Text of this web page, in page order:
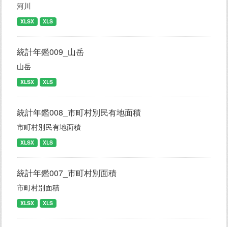
河川
XLSX XLS
統計年鑑009_山岳
山岳
XLSX XLS
統計年鑑008_市町村別民有地面積
市町村別民有地面積
XLSX XLS
統計年鑑007_市町村別面積
市町村別面積
XLSX XLS